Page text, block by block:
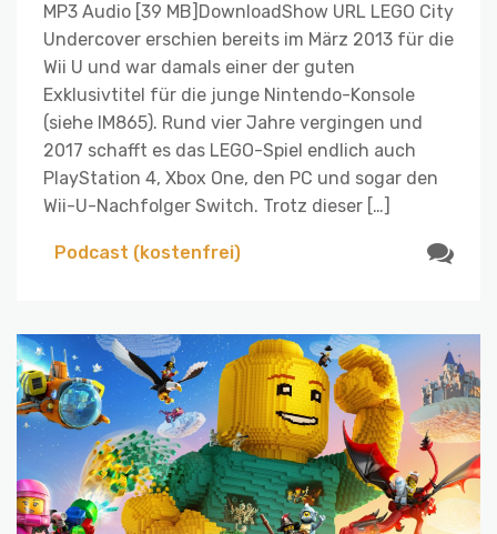
MP3 Audio [39 MB]DownloadShow URL LEGO City
Undercover erschien bereits im März 2013 für die
Wii U und war damals einer der guten
Exklusivtitel für die junge Nintendo-Konsole
(siehe IM865). Rund vier Jahre vergingen und
2017 schafft es das LEGO-Spiel endlich auch
PlayStation 4, Xbox One, den PC und sogar den
Wii-U-Nachfolger Switch. Trotz dieser […]
Podcast (kostenfrei)